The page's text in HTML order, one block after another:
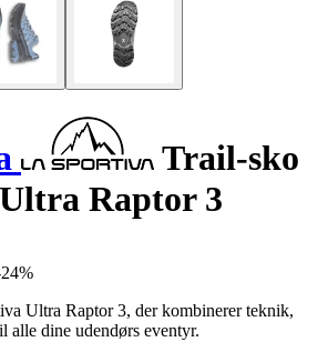
Trail-sko
Raptor 3
Ultra Raptor 3, der kombinerer teknik,
alle dine udendørs eventyr.